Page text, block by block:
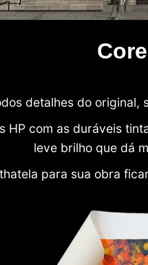
detalhes do
com as duráveis
leve brilho que dá
para sua obra